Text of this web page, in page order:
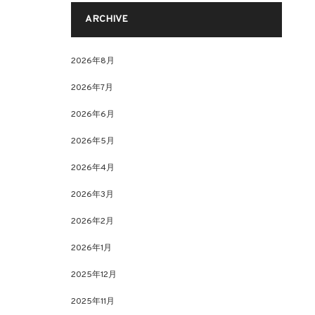
ARCHIVE
2026年8月
2026年7月
2026年6月
2026年5月
2026年4月
2026年3月
2026年2月
2026年1月
2025年12月
2025年11月